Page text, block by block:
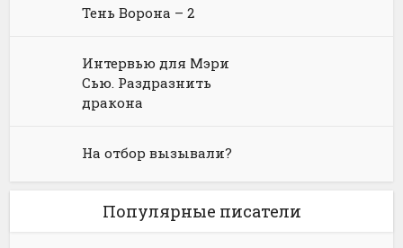
Тень Ворона – 2
Интервью для Мэри
Сью. Раздразнить
дракона
На отбор вызывали?
Популярные писатели